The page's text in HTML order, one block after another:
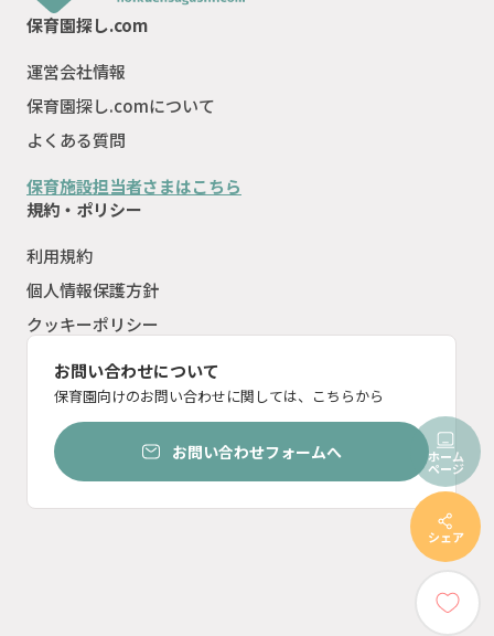
シェア
ホーム
ページ
保育園探し.com
運営会社情報
保育園探し.comについて
よくある質問
保育施設担当者さまはこちら
規約・ポリシー
利用規約
個人情報保護方針
クッキーポリシー
お問い合わせについて
保育園向けのお問い合わせに関しては、こちらから
お問い合わせフォームへ